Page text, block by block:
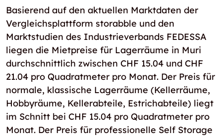
Basierend auf den aktuellen Marktdaten der
Vergleichsplattform storabble und den
Marktstudien des Industrieverbands FEDESSA
liegen die Mietpreise für Lagerräume in Muri
durchschnittlich zwischen CHF 15.04 und CHF
21.04 pro Quadratmeter pro Monat. Der Preis für
normale, klassische Lagerräume (Kellerräume,
Hobbyräume, Kellerabteile, Estrichabteile) liegt
im Schnitt bei CHF 15.04 pro Quadratmeter pro
Monat. Der Preis für professionelle Self Storage